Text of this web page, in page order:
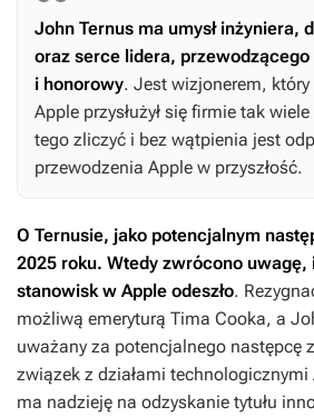
John Ternus ma umysł inżyniera,
oraz serce lidera,
i honorowy. Jest wizjonerem,
Apple przysłużył się firmie tak
tego zliczyć i bez wątpienia jest
przewodzenia Apple w przyszłość.
O Ternusie, jako potencjalnym
2025 roku. Wtedy zwrócono uwagę,
stanowisk w Apple odeszło.
możliwą emeryturą Tima Cooka, a
uważany za potencjalnego następcę
związek z działami
ma nadzieję na odzyskanie tytułu